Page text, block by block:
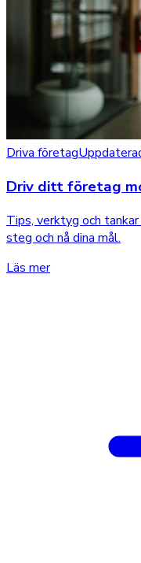
Driva företag
Driv ditt företag
Tips, verktyg och
steg och nå dina mål.
Läs mer